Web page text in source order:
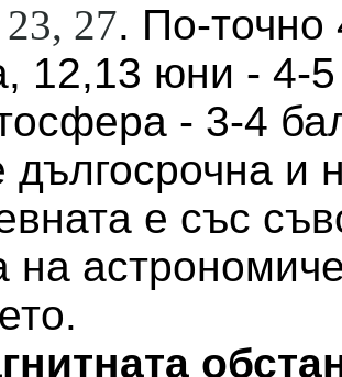
27. По-
12,13 юни - 4-
- 3-4
дългосрочна и
е със
на